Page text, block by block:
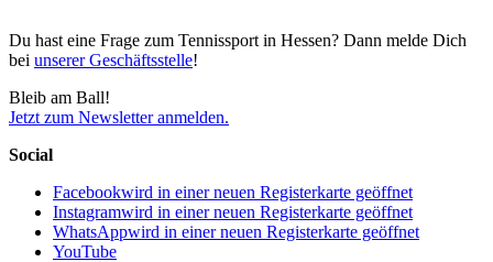
Du hast eine Frage zum Tennissport in Hessen? Dann melde Dich
bei unserer Geschäftsstelle!
Bleib am Ball!
Jetzt zum Newsletter anmelden.
Social
Facebookwird in einer neuen Registerkarte geöffnet
Instagramwird in einer neuen Registerkarte geöffnet
WhatsAppwird in einer neuen Registerkarte geöffnet
YouTube